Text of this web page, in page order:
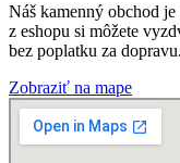
Náš kamenný obchod
z eshopu si môžete
bez poplatku za dopravu.
Zobraziť na mape